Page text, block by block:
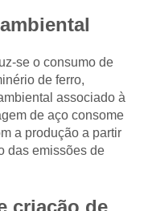
se o consumo de
de ferro,
associado à
de aço consome
a produção a partir
das emissões de
criação de